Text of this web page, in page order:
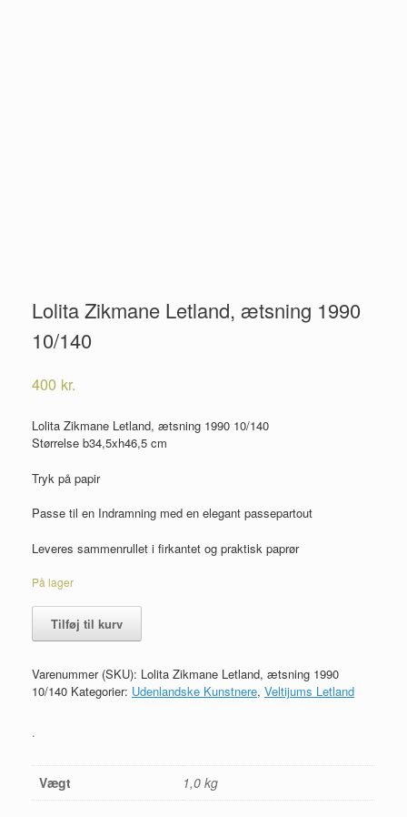
Lolita Zikmane Letland, ætsning 1990
10/140
400 kr.
Lolita Zikmane Letland, ætsning 1990 10/140
Størrelse b34,5xh46,5 cm
Tryk på papir
Passe til en Indramning med en elegant passepartout
Leveres sammenrullet i firkantet og praktisk paprør
På lager
Zikmane
ætsning
1990
10/140
Tilføj til kurv
Varenummer (SKU): Lolita Zikmane Letland, ætsning 1990
10/140 Kategorier: Udenlandske Kunstnere, Veltijums Letland
.
Vægt 1,0 kg